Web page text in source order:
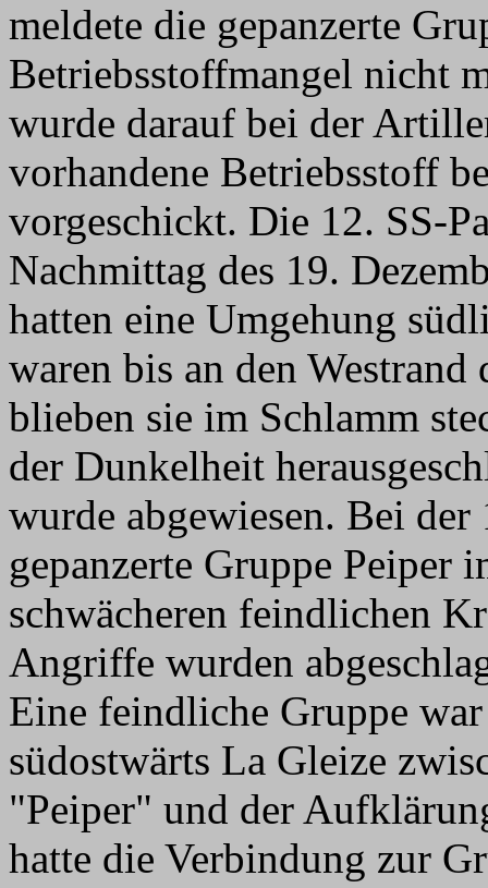
meldete die gepanzerte
Betriebsstoffmangel nicht
wurde darauf bei der
vorhandene Betriebsstoff
vorgeschickt. Die 12. SS-
Nachmittag des 19.
hatten eine Umgehung
waren bis an den
blieben sie im Schlamm
der Dunkelheit
wurde abgewiesen. Bei
gepanzerte Gruppe Peiper
schwächeren feindlichen
Angriffe wurden
Eine feindliche Gruppe
südostwärts La Gleize
"Peiper" und der
hatte die Verbindung zur